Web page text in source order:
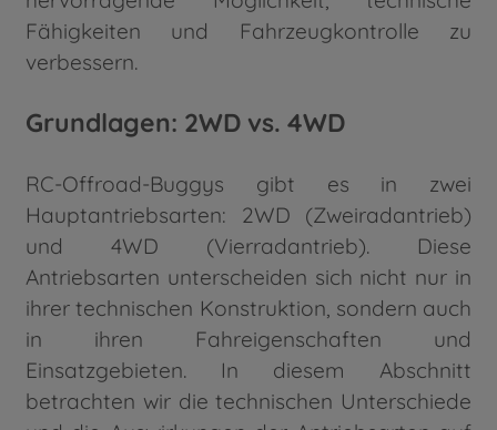
Fähigkeiten und Fahrzeugkontrolle zu
verbessern.
Grundlagen: 2WD vs. 4WD
RC-Offroad-Buggys gibt es in zwei
Hauptantriebsarten: 2WD (Zweiradantrieb)
und 4WD (Vierradantrieb). Diese
Antriebsarten unterscheiden sich nicht nur in
ihrer technischen Konstruktion, sondern auch
in ihren Fahreigenschaften und
Einsatzgebieten. In diesem Abschnitt
betrachten wir die technischen Unterschiede